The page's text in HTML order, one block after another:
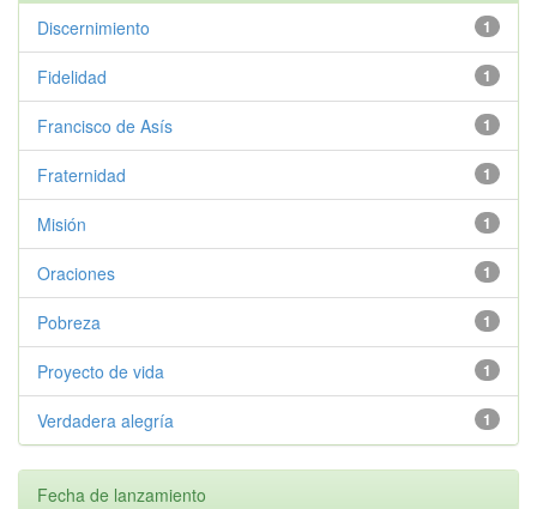
1
Discernimiento
1
Fidelidad
1
Francisco de Asís
1
Fraternidad
1
Misión
1
Oraciones
1
Pobreza
1
Proyecto de vida
1
Verdadera alegría
Fecha de lanzamiento